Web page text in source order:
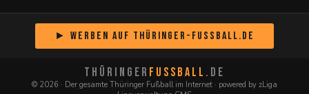
► Werben auf Thüringer-Fussball.de
THÜRINGER FUSSBALL .DE
© 2026 · Der gesamte Thüringer Fußball im Internet · powered by zLiga